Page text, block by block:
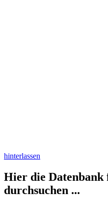
hinterlassen
Hier die Datenbank
durchsuchen ...